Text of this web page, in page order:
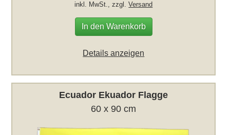
inkl. MwSt., zzgl.Versand
In den Warenkorb
Details anzeigen
Ecuador Ekuador Flagge
60 x 90 cm